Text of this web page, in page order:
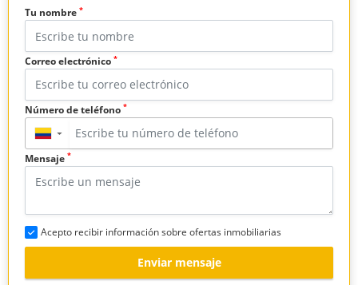
Tu nombre *
Correo electrónico *
Número de teléfono *
▼
Mensaje *
Acepto recibir información sobre ofertas inmobiliarias
Enviar mensaje